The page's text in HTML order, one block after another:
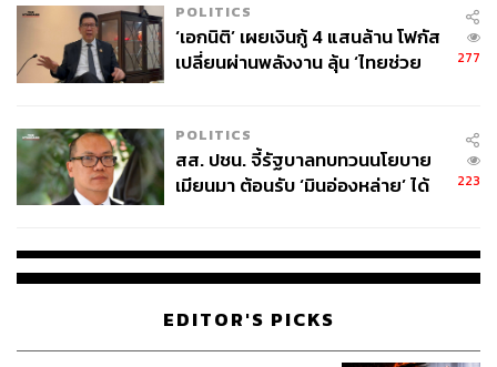
POLITICS
‘เอกนิติ’ เผยเงินกู้ 4 แสนล้าน โฟกัส
เปลี่ยนผ่านพลังงาน ลุ้น ‘ไทยช่วย
277
POLITICS
สส. ปชน. จี้รัฐบาลทบทวนนโยบาย
เมียนมา ต้อนรับ ‘มินอ่องหล่าย’ ได้
223
EDITOR'S PICKS